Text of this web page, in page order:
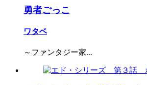
勇者ごっこ
ワタベ
～ファンタジー家...